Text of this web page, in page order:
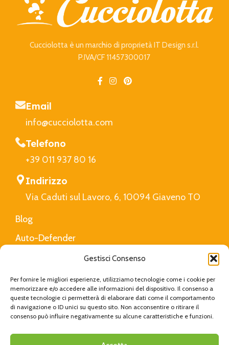
Gestisci Consenso
Per fornire le migliori esperienze, utilizziamo tecnologie come i cookie per
memorizzare e/o accedere alle informazioni del dispositivo. Il consenso a
queste tecnologie ci permetterà di elaborare dati come il comportamento
di navigazione o ID unici su questo sito. Non acconsentire o ritirare il
consenso può influire negativamente su alcune caratteristiche e funzioni.
Cucciolotta è un marchio di proprietà IT Design s.r.l.
P.IVA/CF 11457300017
Email
info@cucciolotta.com
Telefono
+39 011 937 80 16
Indirizzo
Via Caduti sul Lavoro, 6, 10094 Giaveno TO
Blog
Auto-Defender
Privacy Policy
CucciolottaCreated with Love byViva Digital|